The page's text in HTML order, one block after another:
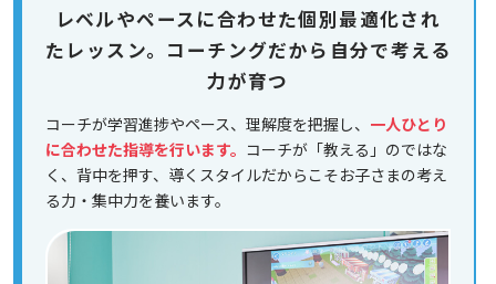
レベルやペースに合わせた個別最適化され
たレッスン。コーチングだから自分で考える
力が育つ
コーチが学習進捗やペース、理解度を把握し、 一人ひとり
に合わせた指導を行います。 コーチが「教える」のではな
く、背中を押す、導くスタイルだからこそお子さまの考え
る力・集中力を養います。